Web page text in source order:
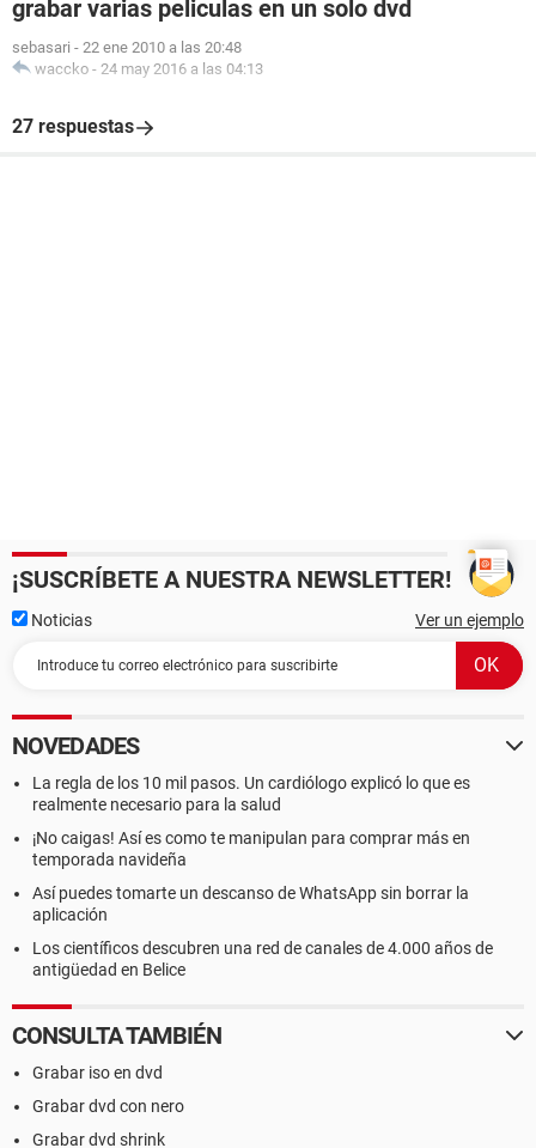
grabar varias peliculas en un solo dvd
sebasari - 22 ene 2010 a las 20:48
waccko - 24 may 2016 a las 04:13
27 respuestas
¡SUSCRÍBETE A NUESTRA NEWSLETTER!
Noticias Ver un ejemplo
NOVEDADES
La regla de los 10 mil pasos. Un cardiólogo explicó lo que es
realmente necesario para la salud
¡No caigas! Así es como te manipulan para comprar más en
temporada navideña
Así puedes tomarte un descanso de WhatsApp sin borrar la
aplicación
Los científicos descubren una red de canales de 4.000 años de
antigüedad en Belice
CONSULTA TAMBIÉN
Grabar iso en dvd
Grabar dvd con nero
Grabar dvd shrink